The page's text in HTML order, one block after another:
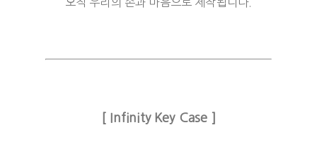
오직 우리의 손과 마음으로 제작됩니다.
[ Infinity Key Case ]